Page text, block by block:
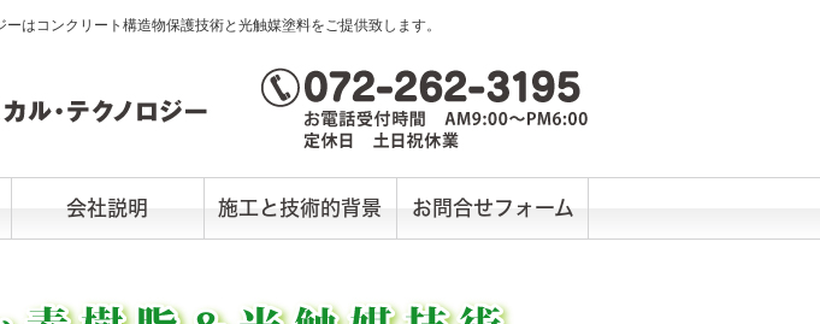
はコンクリート構造物保護技術と光触媒塗料をご提供致します。
会社説明 施工と技術的背景 お問合せフォーム